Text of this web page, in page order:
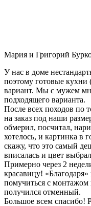
Мария и Григорий
У нас в доме
поэтому готовые
вариант. Мы с мужем
подходящего варианта.
После всех походов по
на заказ под наши
обмерил, посчитал,
хотелось, и картинка в
скажу, что это самый
вписалась и цвет
Примерно через 2
красавицу!
помучиться с монтажом
получился отменный.
Большое всем спасибо!